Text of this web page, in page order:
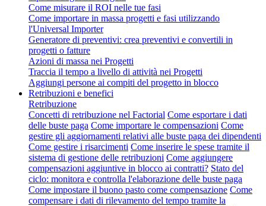
Come misurare il ROI nelle tue fasi
Come importare in massa progetti e fasi utilizzando
l'Universal Importer
Generatore di preventivi: crea preventivi e convertili in
progetti o fatture
Azioni di massa nei Progetti
Traccia il tempo a livello di attività nei Progetti
Aggiungi persone ai compiti del progetto in blocco
Retribuzioni e benefici
Retribuzione
Concetti di retribuzione nel Factorial Come esportare i dati
delle buste paga Come importare le compensazioni Come
gestire gli aggiornamenti relativi alle buste paga dei dipendenti
Come gestire i risarcimenti Come inserire le spese tramite il
sistema di gestione delle retribuzioni Come aggiungere
compensazioni aggiuntive in blocco ai contratti? Stato del
ciclo: monitora e controlla l'elaborazione delle buste paga
Come impostare il buono pasto come compensazione Come
compensare i dati di rilevamento del tempo tramite la